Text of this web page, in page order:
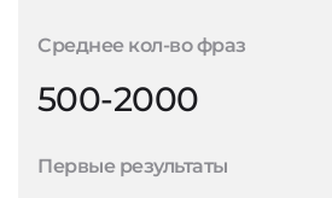
Среднее кол-во фраз
500-2000
Первые результаты